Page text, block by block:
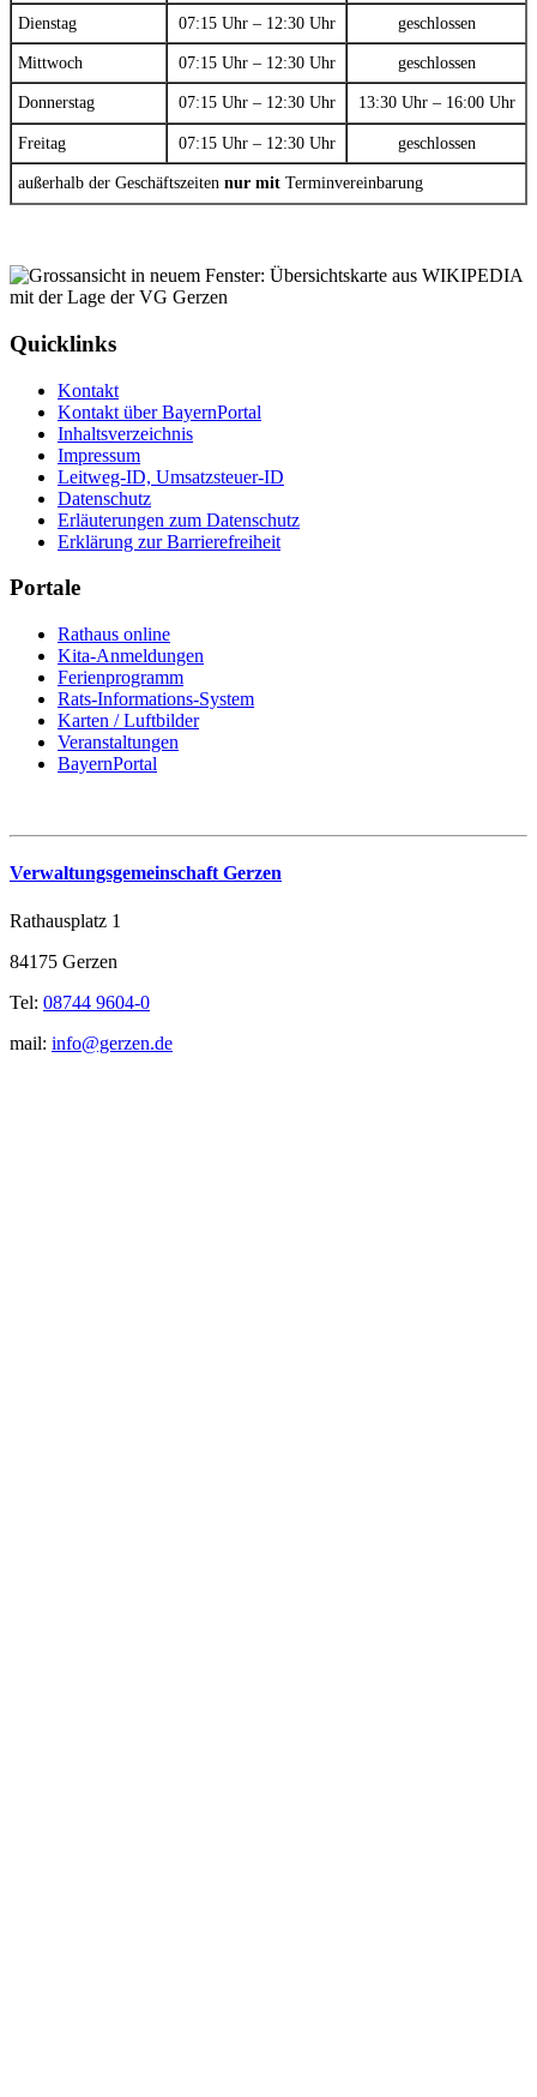
Dienstag 07:15 Uhr – 12:30 Uhr geschlossen
Mittwoch 07:15 Uhr – 12:30 Uhr geschlossen
Donnerstag 07:15 Uhr – 12:30 Uhr 13:30 Uhr – 16:00 Uhr
Freitag 07:15 Uhr – 12:30 Uhr geschlossen
außerhalb der Geschäftszeiten nur mit Terminvereinbarung
Quicklinks
Kontakt
Kontakt über BayernPortal
Inhaltsverzeichnis
Impressum
Leitweg-ID, Umsatzsteuer-ID
Datenschutz
Erläuterungen zum Datenschutz
Erklärung zur Barrierefreiheit
Portale
Rathaus online
Kita-Anmeldungen
Ferienprogramm
Rats-Informations-System
Karten / Luftbilder
Veranstaltungen
BayernPortal
Verwaltungsgemeinschaft Gerzen
Rathausplatz 1
84175 Gerzen
Tel: 08744 9604-0
mail: info@gerzen.de